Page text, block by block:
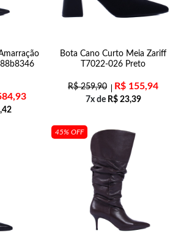
Bota Cano Curto Meia Zariff
T7022-026 Preto
R$259,90 R$ 155,94
7x de R$23,39
45% OFF